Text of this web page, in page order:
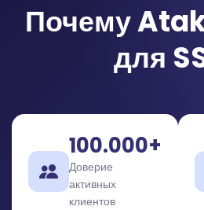
Почему
для
100.000+
Доверие
активных
клиентов